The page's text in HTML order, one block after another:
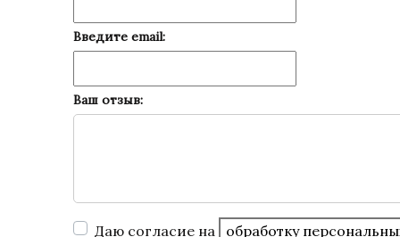
Введите email:
Ваш отзыв:
Даю согласие на обработку